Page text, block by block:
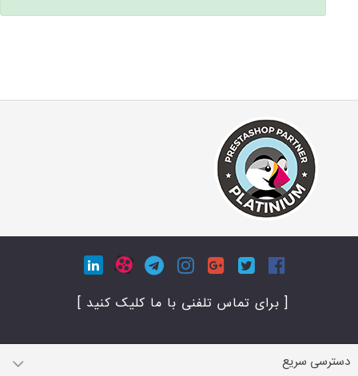
[ برای تماس تلفنی با ما کلیک کنید ]
دسترسی سریع